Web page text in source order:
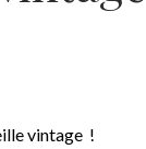
vintage !